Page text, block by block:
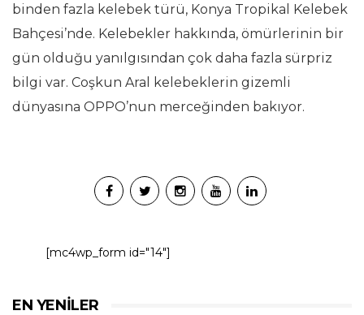
binden fazla kelebek türü, Konya Tropikal Kelebek
Bahçesi’nde. Kelebekler hakkında, ömürlerinin bir
gün olduğu yanılgısından çok daha fazla sürpriz
bilgi var. Coşkun Aral kelebeklerin gizemli
dünyasına OPPO’nun merceğinden bakıyor.
[mc4wp_form id="14"]
EN YENILER